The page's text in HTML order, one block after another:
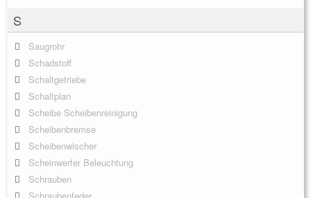
S
Saugrohr
Schadstoff
Schaltgetriebe
Schaltplan
Scheibe Scheibenreinigung
Scheibenbremse
Scheibenwischer
Scheinwerfer Beleuchtung
Schrauben
Schraubenfeder